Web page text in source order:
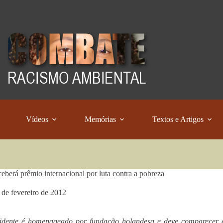
Vídeos Memórias Textos e Artigos
prêmio internacional por luta contra a pobreza
de fevereiro de 2012
é homenageado por fundação holandesa e deve